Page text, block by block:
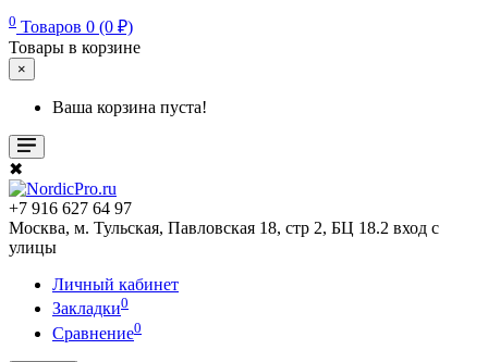
0 Товаров 0 (0 ₽)
Товары в корзине
×
Ваша корзина пуста!
✖
+7 916 627 64 97
Москва, м. Тульская, Павловская 18, стр 2, БЦ 18.2 вход с
улицы
Личный кабинет
Закладки0
Сравнение0